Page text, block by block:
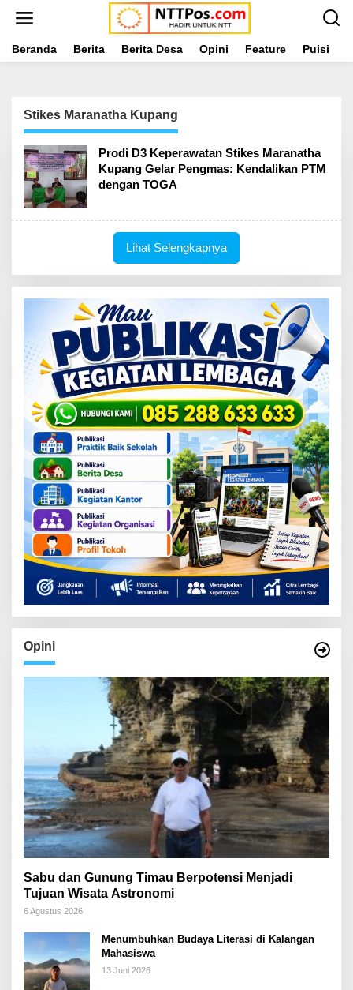
t
Beranda Berita Berita Desa Opini Feature Puisi
Stikes Maranatha Kupang
Prodi D3 Keperawatan Stikes Maranatha
Kupang Gelar Pengmas: Kendalikan PTM
dengan TOGA
Lihat Selengkapnya
Opini
Sabu dan Gunung Timau Berpotensi Menjadi
Tujuan Wisata Astronomi
6 Agustus 2026
Menumbuhkan Budaya Literasi di Kalangan
Mahasiswa
13 Juni 2026